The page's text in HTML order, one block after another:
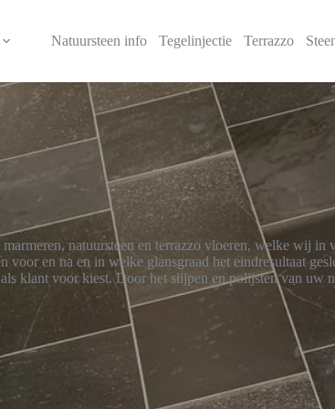
Natuursteen info Tegelinjectie Terrazzo
natuursteen en terrazzo vloeren, welke wij in
voor en na en in welke glansgraad het eindresultaat
klant voor kiest. Door het slijpen en polijsten van uw